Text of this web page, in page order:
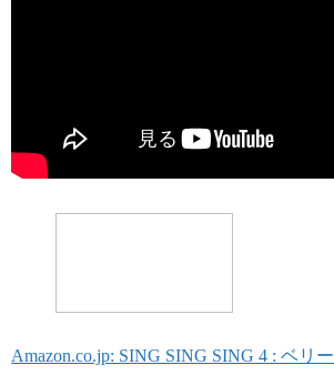
Amazon.co.jp: SING SING SING 4 : ベリー